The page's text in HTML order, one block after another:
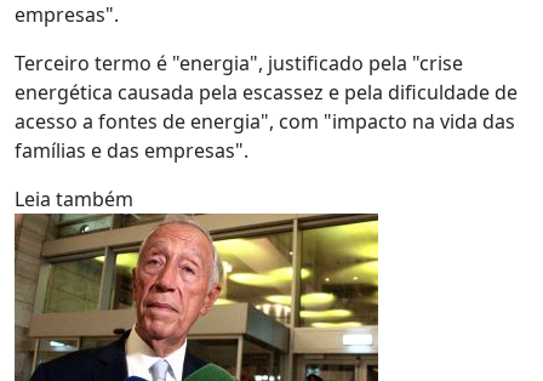
empresas".
Terceiro termo é "energia", justificado pela "crise
energética causada pela escassez e pela dificuldade de
acesso a fontes de energia", com "impacto na vida das
famílias e das empresas".
Leia também